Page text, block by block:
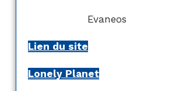
Evaneos
Lien du site
Lonely Planet